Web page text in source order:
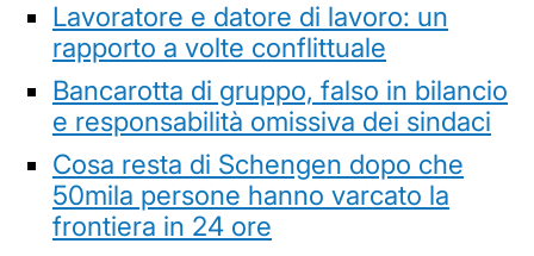
Lavoratore e datore di lavoro: un
rapporto a volte conflittuale
Bancarotta di gruppo, falso in bilancio
e responsabilità omissiva dei sindaci
Cosa resta di Schengen dopo che
50mila persone hanno varcato la
frontiera in 24 ore